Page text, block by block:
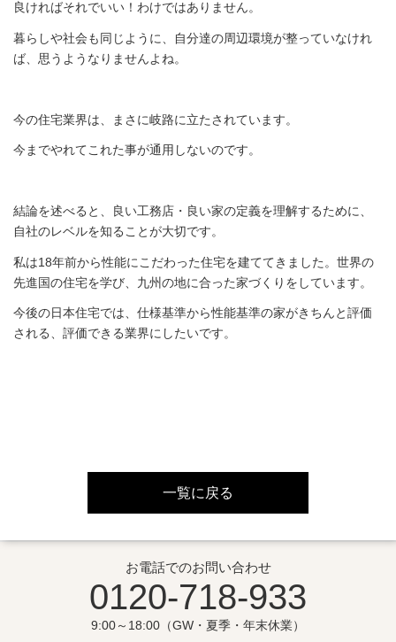
良ければそれでいい！わけではありません。
暮らしや社会も同じように、自分達の周辺環境が整っていなけれ
ば、思うようなりませんよね。
今の住宅業界は、まさに岐路に立たされています。
今までやれてこれた事が通用しないのです。
結論を述べると、良い工務店・良い家の定義を理解するために、
自社のレベルを知ることが大切です。
私は18年前から性能にこだわった住宅を建ててきました。世界の
先進国の住宅を学び、九州の地に合った家づくりをしています。
今後の日本住宅では、仕様基準から性能基準の家がきちんと評価
される、評価できる業界にしたいです。
一覧に戻る
お電話でのお問い合わせ
0120-718-933
9:00～18:00（GW・夏季・年末休業）